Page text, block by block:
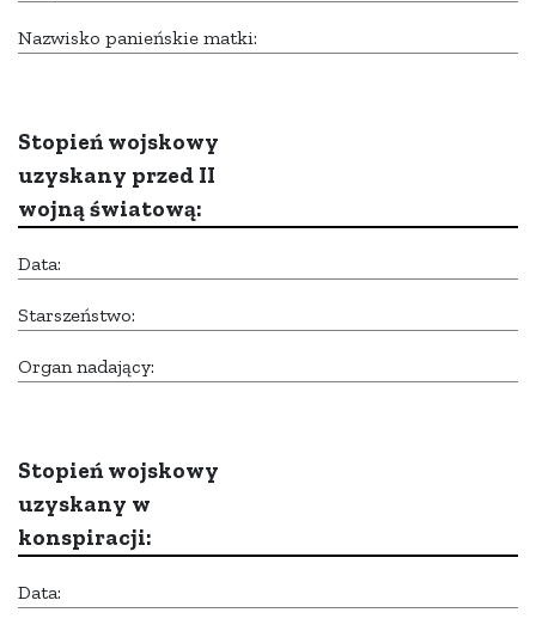
Nazwisko panieńskie matki:
Stopień wojskowy
uzyskany przed II
wojną światową:
Data:
Starszeństwo:
Organ nadający:
Stopień wojskowy
uzyskany w
konspiracji:
Data: